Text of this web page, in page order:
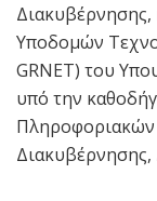
Διακυβέρνησης,
Υποδομών
GRNET) του
υπό την